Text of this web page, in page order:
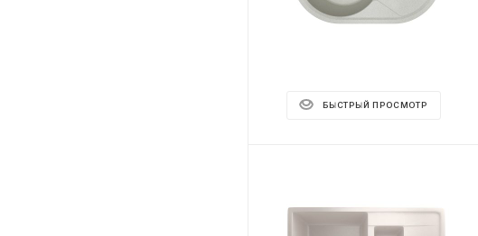
БЫСТРЫЙ ПРОСМОТР